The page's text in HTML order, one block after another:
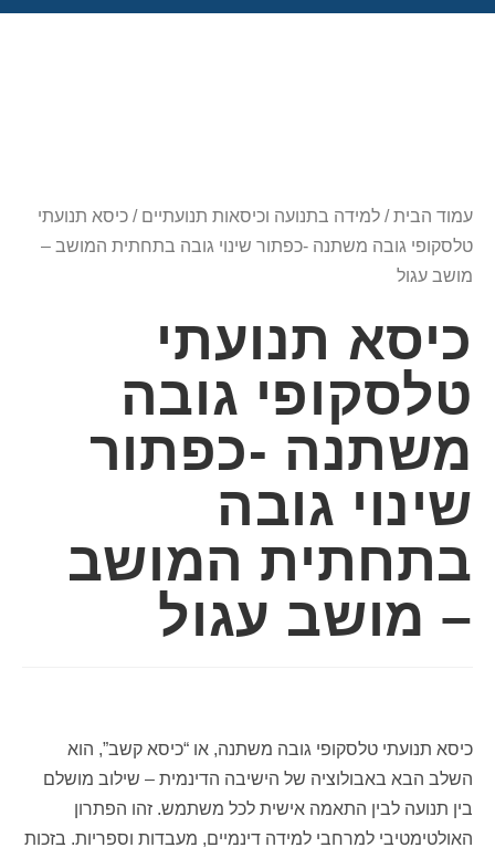
עמוד הבית/ למידה בתנועה וכיסאות תנועתיים / כיסא תנועתי
טלסקופי גובה משתנה -כפתור שינוי גובה בתחתית המושב –
מושב עגול
כיסא תנועתי
טלסקופי גובה
משתנה -כפתור
שינוי גובה
בתחתית המושב
– מושב עגול
כיסא תנועתי טלסקופי גובה משתנה, או “כיסא קשב”, הוא
השלב הבא באבולוציה של הישיבה הדינמית – שילוב מושלם
בין תנועה לבין התאמה אישית לכל משתמש. זהו הפתרון
האולטימטיבי למרחבי למידה דינמיים, מעבדות וספריות. בזכות